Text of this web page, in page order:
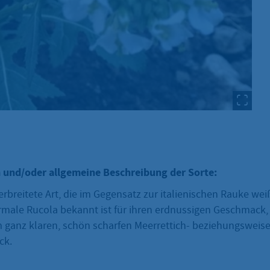
und/oder allgemeine Beschreibung der Sorte:
Art, die im Gegensatz zur italienischen Rauke
Rucola bekannt ist für ihren erdnussigen
ganz klaren, schön scharfen Meerrettich- beziehungsweise